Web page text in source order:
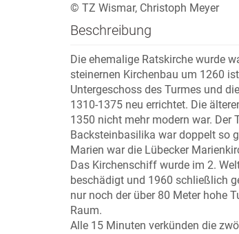
© TZ Wismar, Christoph Meyer
Beschreibung
Die ehemalige Ratskirche wurde
steinernen Kirchenbau um 1260
Untergeschoss des Turmes und
1310-1375 neu errichtet. Die
1350 nicht mehr modern war. Der
Backsteinbasilika war doppelt so
Marien war die Lübecker
Das Kirchenschiff wurde im 2.
beschädigt und 1960 schließlich
nur noch der über 80 Meter hohe
Raum.
Alle 15 Minuten verkünden die